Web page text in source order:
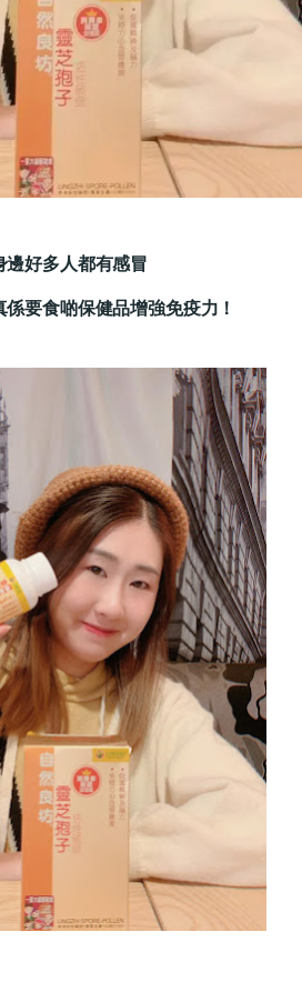
邊好多人都有感冒
要食啲保健品增強免疫力！